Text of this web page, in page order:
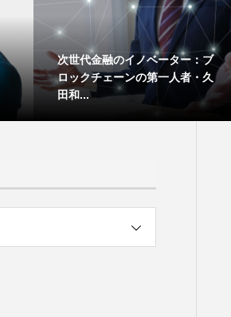
次世代金融のイノベーター：ブ
ロックチェーンの第一人者・久
田和...